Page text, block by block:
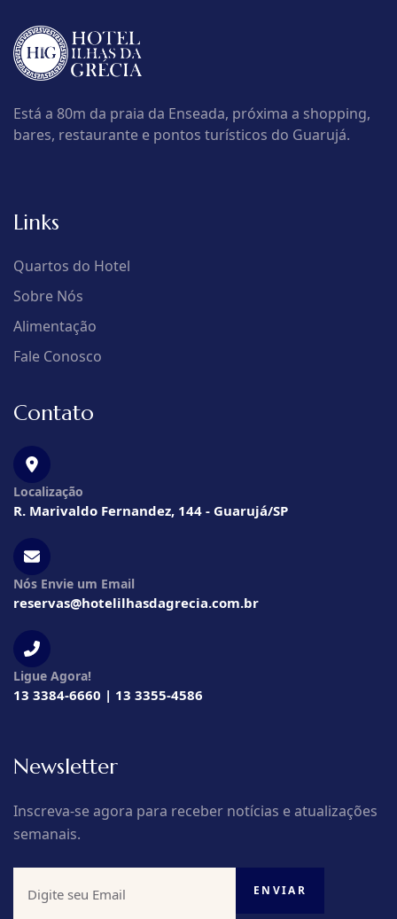
Está a 80m da praia da Enseada, próxima a shopping,
bares, restaurante e pontos turísticos do Guarujá.
Links
Quartos do Hotel
Sobre Nós
Alimentação
Fale Conosco
Contato
Localização
R. Marivaldo Fernandez, 144 - Guarujá/SP
Nós Envie um Email
reservas@hotelilhasdagrecia.com.br
Ligue Agora!
13 3384-6660 | 13 3355-4586
Newsletter
Inscreva-se agora para receber notícias e atualizações
semanais.